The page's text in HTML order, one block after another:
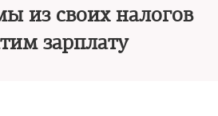
из своих налогов
зарплату